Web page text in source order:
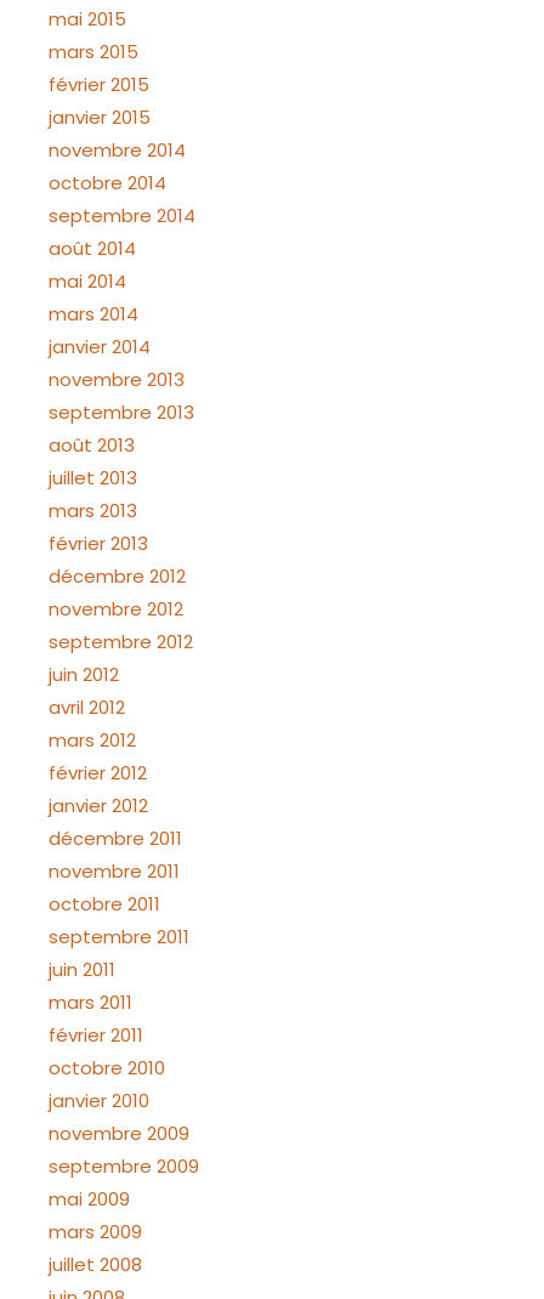
mai 2015
mars 2015
février 2015
janvier 2015
novembre 2014
octobre 2014
septembre 2014
août 2014
mai 2014
mars 2014
janvier 2014
novembre 2013
septembre 2013
août 2013
juillet 2013
mars 2013
février 2013
décembre 2012
novembre 2012
septembre 2012
juin 2012
avril 2012
mars 2012
février 2012
janvier 2012
décembre 2011
novembre 2011
octobre 2011
septembre 2011
juin 2011
mars 2011
février 2011
octobre 2010
janvier 2010
novembre 2009
septembre 2009
mai 2009
mars 2009
juillet 2008